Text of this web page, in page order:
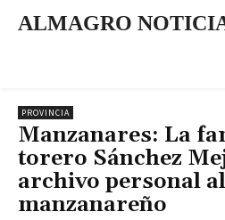
ALMAGRO
PROVINCIA
Manzanares: La
torero Sánchez
archivo personal
manzanareño